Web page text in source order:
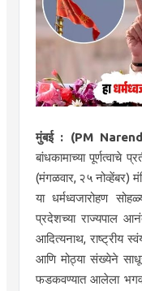
मुंबई : (PM
बांधकामाच्या पूर्णत्वाचे
(मंगळवार, २५ नोव्हेंबर)
या धर्मध्वजारोहण
प्रदेशच्या राज्यपाल
आदित्यनाथ, राष्ट्रीय
आणि मोठ्या संख्येने
फडकवण्यात आलेला